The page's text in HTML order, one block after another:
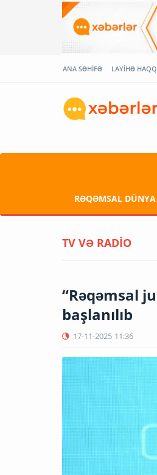
ANA SƏHİFƏ LAYİHƏ
RƏQƏMSAL DÜNYA
TV VƏ RADİO
“Rəqəmsal
başlanılıb
17-11-2025 11:36